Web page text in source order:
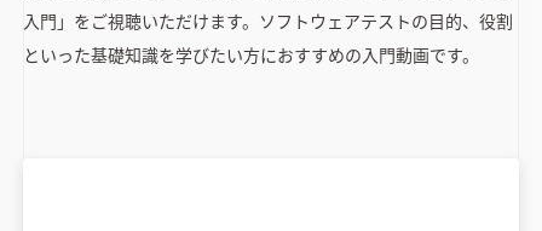
入門」をご視聴いただけます。ソフトウェアテストの目的、役割
といった基礎知識を学びたい方におすすめの入門動画です。